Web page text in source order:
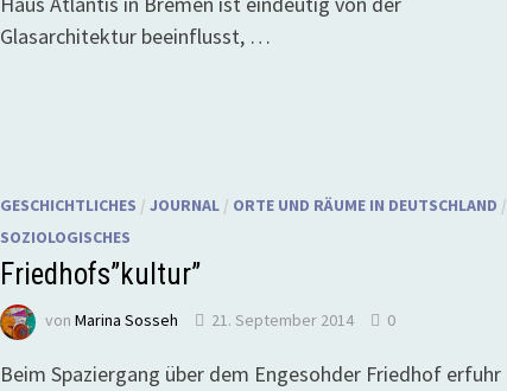
Glasarchitektur beeinflusst, …
GESCHICHTLICHES / JOURNAL/ ORTE UND RÄUME IN DEUTSCHLAND /
SOZIOLOGISCHES
Friedhofs”kultur”
von Marina Sosseh 21. September 2014 0
Beim Spaziergang über dem Engesohder Friedhof erfuhr